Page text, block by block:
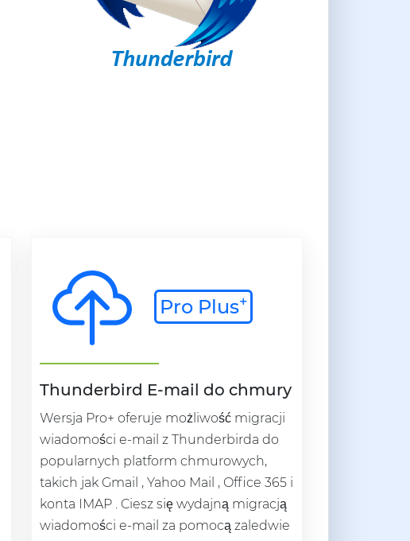
Pro Plus+
Thunderbird E-mail do chmury
Wersja Pro+ oferuje możliwość migracji
wiadomości e-mail z Thunderbirda do
popularnych platform chmurowych,
takich jak Gmail , Yahoo Mail , Office 365 i
konta IMAP . Ciesz się wydajną migracją
wiadomości e-mail za pomocą zaledwie